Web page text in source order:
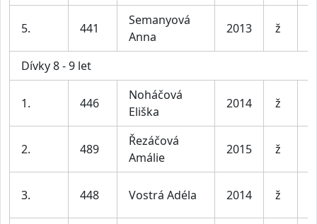
5. 441
Semanyová
Anna
2013 ž
Dívky 8 - 9 let
1. 446
Noháčová
Eliška
2014 ž
2. 489
Řezáčová
Amálie
2015 ž
3. 448 Vostrá Adéla 2014 ž